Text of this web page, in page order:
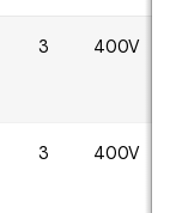
3 400V
3 400V